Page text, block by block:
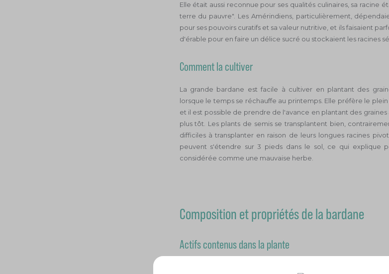
Elle était aussi reconnue pour ses qualités culinaires, sa racine
terre du pauvre". Les Amérindiens, particulièrement,
pour ses pouvoirs curatifs et sa valeur nutritive, et ils faisaient
d'érable pour en faire un délice sucré ou stockaient les racines
Comment la cultiver
La grande bardane est facile à cultiver en plantant des
lorsque le temps se réchauffe au printemps. Elle préfère le
et il est possible de prendre de l'avance en plantant des
plus tôt. Les plants de semis se transplantent bien,
difficiles à transplanter en raison de leurs longues racines
peuvent s'étendre sur 3 pieds dans le sol, ce qui explique
considérée comme une mauvaise herbe.
Composition et propriétés de la bardane
Actifs contenus dans la plante